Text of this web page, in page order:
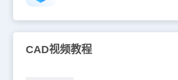
CAD视频教程